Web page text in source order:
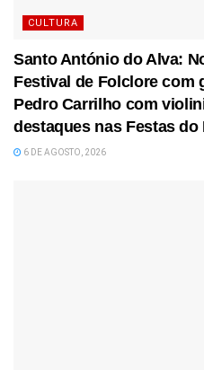
CULTURA
Santo António do Alva:
Festival de Folclore com
Pedro Carrilho com
destaques nas Festas do
6 DE AGOSTO, 2026